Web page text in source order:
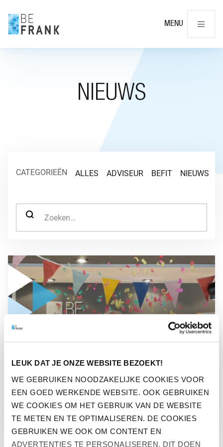
LEUK DAT JE ONZE WEBSITE BEZOEKT!
WE GEBRUIKEN NOODZAKELIJKE COOKIES VOOR
EEN GOED WERKENDE WEBSITE. OOK GEBRUIKEN
WE COOKIES OM HET GEBRUIK VAN DE WEBSITE
TE METEN EN TE OPTIMALISEREN. DE COOKIES
GEBRUIKEN WE OOK OM CONTENT EN
ADVERTENTIES TE PERSONALISEREN. DIT DOEN
MENU
NIEUWS
CATEGORIEËN ALLES ADVISEUR BEFIT NIEUWS
ZOEK NAAR:
GA NAAR “POSITIEF VERRASSEN OOK BELANGRIJK IN HR-
POSITIEF VERRASSEN OOK
BELANGRIJK IN HR-BELEID